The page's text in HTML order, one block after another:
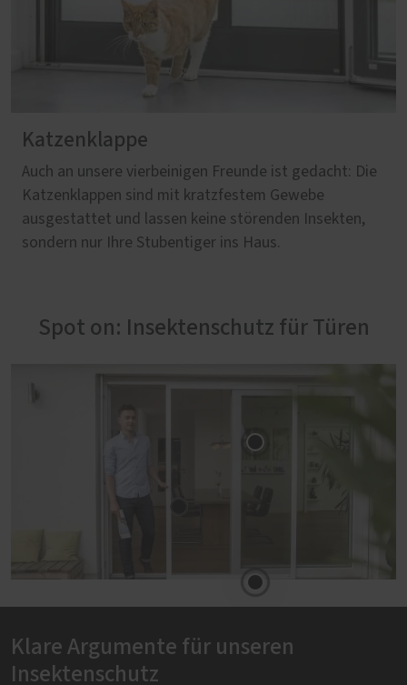
Katzenklappe
Auch an unsere vierbeinigen Freunde ist gedacht: Die
Katzenklappen sind mit kratzfestem Gewebe
ausgestattet und lassen keine störenden Insekten,
sondern nur Ihre Stubentiger ins Haus.
Spot on: Insektenschutz für Türen
Klare Argumente für unseren
Insektenschutz